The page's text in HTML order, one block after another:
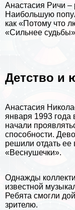
Анастасия Ричи –
Наибольшую
как «Потому что
«Сильнее
Детство и
Анастасия
января 1993 года
начали
способности.
решили отдать ее
«Веснушечки».
Однажды
известной
Ребята смогли
зрителю.